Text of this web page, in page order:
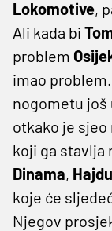
Lokomotive,
Ali kada bi
problem
imao
nogometu još
otkako je sjeo
koji ga stavlja
Dinama,
koje će
Njegov